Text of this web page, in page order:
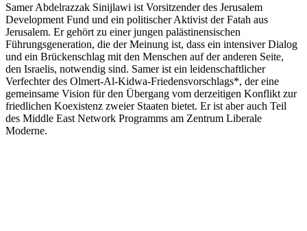
Samer Abdelrazzak Sinijlawi ist Vorsitzender des Jerusalem
Development Fund und ein politischer Aktivist der Fatah aus
Jerusalem. Er gehört zu einer jungen palästinensischen
Führungsgeneration, die der Meinung ist, dass ein intensiver Dialog
und ein Brückenschlag mit den Menschen auf der anderen Seite,
den Israelis, notwendig sind. Samer ist ein leidenschaftlicher
Verfechter des Olmert-Al-Kidwa-Friedensvorschlags*, der eine
gemeinsame Vision für den Übergang vom derzeitigen Konflikt zur
friedlichen Koexistenz zweier Staaten bietet. Er ist aber auch Teil
des Middle East Network Programms am Zentrum Liberale
Moderne.